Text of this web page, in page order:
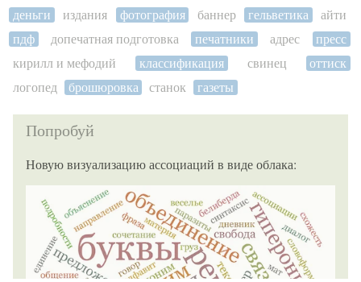
деньги
издания фотография баннер гельветика
айти
пдф
допечатная подготовка печатники адрес
пресс
кирилл и мефодий
классификация свинец
оттиск
логопед
брошюровка станок газеты
Попробуй
Новую визуализацию ассоциаций в виде облака: